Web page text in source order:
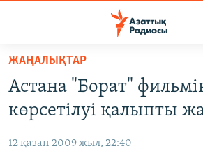
Skip
main
content
to
ЖАҢАЛЫҚТАР
AZATTYQTV
ҚАҢТАР ОҚИҒАСЫ
ЖАҢАЛЫҚТАР
Астана "Борат"
көрсетілуі қалыпты
12 қазан 2009 жыл, 22:40